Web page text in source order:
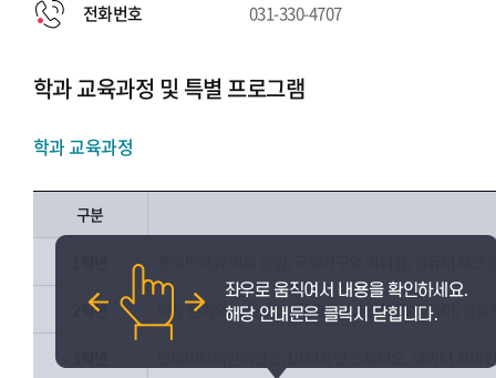
전화번호 031-330-4707
학과 교육과정 및 특별 프로그램
학과 교육과정
구분
2학년 아랍 문화와 소통, 영미 국제정치, 패션이탈리아어, 인